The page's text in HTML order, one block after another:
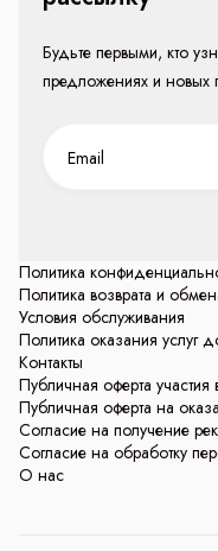
Политика
Политика возврата и
Условия обслуживания
Политика оказания услуг
Контакты
Публичная оферта
Публичная оферта на
Согласие на получение
Согласие на обработку
О нас
Будьте первыми, кто
предложениях и новых